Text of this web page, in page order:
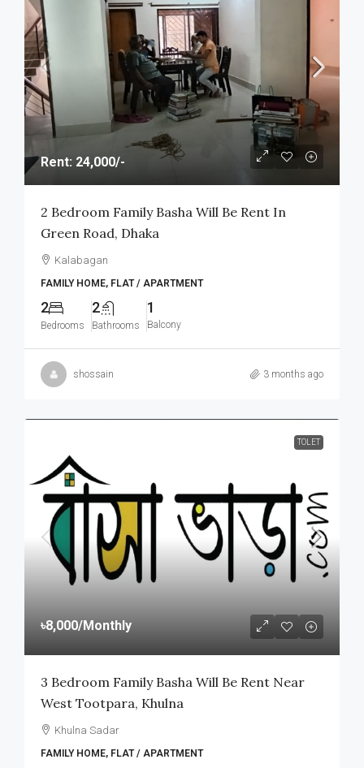
Rent: 24,000/-
2 Bedroom Family Basha Will Be Rent In
Green Road, Dhaka
Kalabagan
FAMILY HOME, FLAT / APARTMENT
2
Bedrooms
2
Bathrooms
1
Balcony
shossain 3 months ago
TOLET
৳8,000/Monthly
3 Bedroom Family Basha Will Be Rent Near
West Tootpara, Khulna
Khulna Sadar
FAMILY HOME, FLAT / APARTMENT